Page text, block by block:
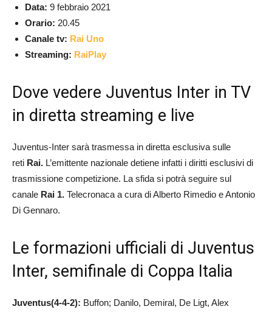
Data: 9 febbraio 2021
Orario: 20.45
Canale tv: Rai Uno
Streaming: RaiPlay
Dove vedere Juventus Inter in TV
in diretta streaming e live
Juventus-Inter sarà trasmessa in diretta esclusiva sulle
reti Rai. L’emittente nazionale detiene infatti i diritti esclusivi di
trasmissione competizione. La sfida si potrà seguire sul
canale Rai 1. Telecronaca a cura di Alberto Rimedio e Antonio
Di Gennaro.
Le formazioni ufficiali di Juventus
Inter, semifinale di Coppa Italia
Juventus(4-4-2): Buffon; Danilo, Demiral, De Ligt, Alex